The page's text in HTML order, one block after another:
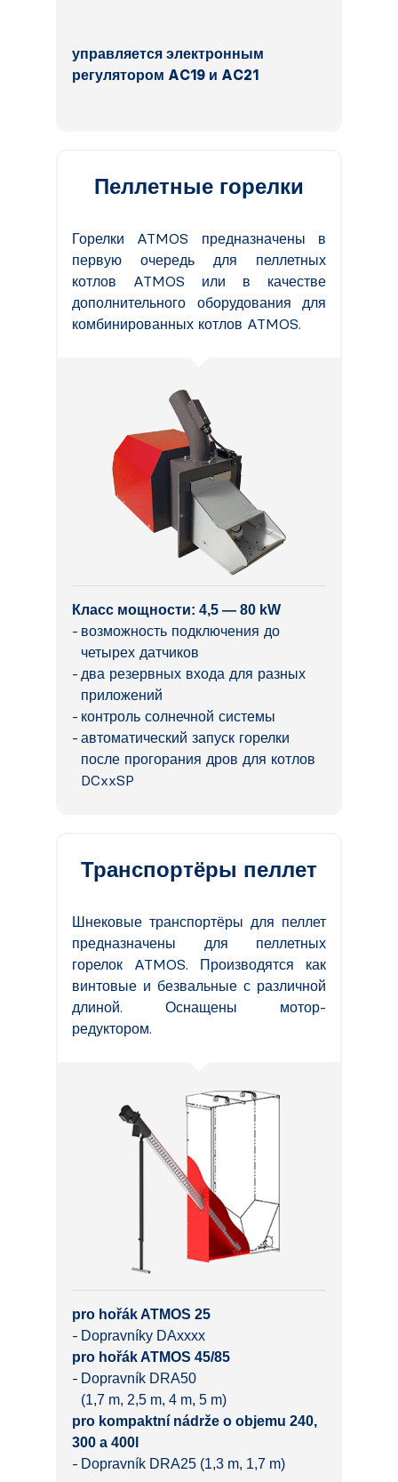
управляется электронным
регулятором AC19 и AC21
Пеллетные горелки
Горелки ATMOS предназначены в
первую очередь для пеллетных
котлов ATMOS или в качестве
дополнительного оборудования для
комбинированных котлов ATMOS.
Класс мощности: 4,5 — 80 kW
возможность подключения до
четырех датчиков
два резервных входа для разных
приложений
контроль солнечной системы
автоматический запуск горелки
после прогорания дров для котлов
DCxxSP
Транспортёры пеллет
Шнековые транспортёры для пеллет
предназначены для пеллетных
горелок ATMOS. Производятся как
винтовые и безвальные с различной
длиной. Оснащены мотор-
редуктором.
pro hořák ATMOS 25
Dopravníky DAxxxx
pro hořák ATMOS 45/85
Dopravník DRA50
(1,7 m, 2,5 m, 4 m, 5 m)
pro kompaktní nádrže o objemu 240,
300 a 400l
Dopravník DRA25 (1,3 m, 1,7 m)